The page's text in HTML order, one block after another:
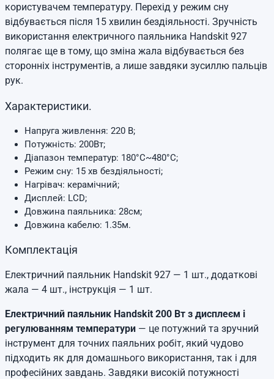
користувачем температуру. Перехід у режим сну
відбувається після 15 хвилин бездіяльності. Зручність
використання електричного паяльника Handskit 927
полягає ще в тому, що зміна жала відбувається без
сторонніх інструментів, а лише завдяки зусиллю пальців
рук.
Характеристики.
Напруга живлення: 220 В;
Потужність: 200Вт;
Діапазон температур: 180°C~480°C;
Режим сну: 15 хв бездіяльності;
Нагрівач: керамічний;
Дисплей: LCD;
Довжина паяльника: 28см;
Довжина кабелю: 1.35м.
Комплектація
Електричний паяльник Handskit 927 — 1 шт., додаткові
жала — 4 шт., інструкція — 1 шт.
Електричний паяльник Handskit 200 Вт з дисплеєм і
регулюванням температури — це потужний та зручний
інструмент для точних паяльних робіт, який чудово
підходить як для домашнього використання, так і для
професійних завдань. Завдяки високій потужності